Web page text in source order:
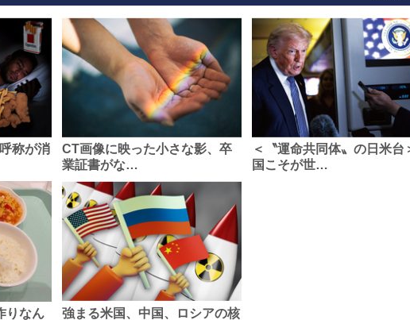
称が消
CT画像に映った小さな影、卒
業証書がな…
＜〝運命共同体〟の日米台
国こそが世…
りなん
強まる米国、中国、ロシアの核